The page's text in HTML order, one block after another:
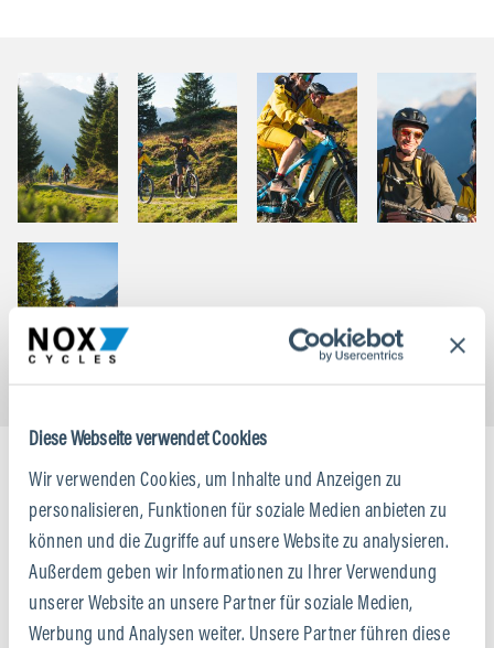
Diese Webseite verwendet Cookies
Wir verwenden Cookies, um Inhalte und Anzeigen zu
personalisieren, Funktionen für soziale Medien anbieten zu
können und die Zugriffe auf unsere Website zu analysieren.
Außerdem geben wir Informationen zu Ihrer Verwendung
unserer Website an unsere Partner für soziale Medien,
Werbung und Analysen weiter. Unsere Partner führen diese